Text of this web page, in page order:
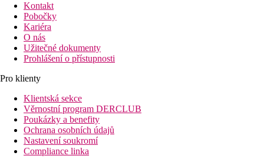
Kontakt
Pobočky
Kariéra
O nás
Užitečné dokumenty
Prohlášení o přístupnosti
Pro klienty
Klientská sekce
Věrnostní program DERCLUB
Poukázky a benefity
Ochrana osobních údajů
Nastavení soukromí
Compliance linka